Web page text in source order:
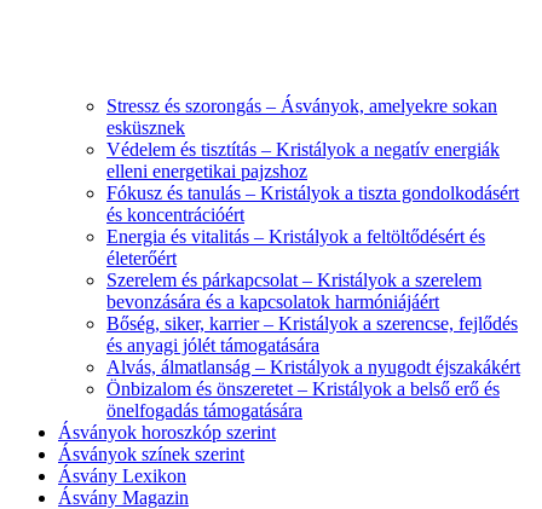
Stressz és szorongás – Ásványok, amelyekre sokan
esküsznek
Védelem és tisztítás – Kristályok a negatív energiák
elleni energetikai pajzshoz
Fókusz és tanulás – Kristályok a tiszta gondolkodásért
és koncentrációért
Energia és vitalitás – Kristályok a feltöltődésért és
életerőért
Szerelem és párkapcsolat – Kristályok a szerelem
bevonzására és a kapcsolatok harmóniájáért
Bőség, siker, karrier – Kristályok a szerencse, fejlődés
és anyagi jólét támogatására
Alvás, álmatlanság – Kristályok a nyugodt éjszakákért
Önbizalom és önszeretet – Kristályok a belső erő és
önelfogadás támogatására
Ásványok horoszkóp szerint
Ásványok színek szerint
Ásvány Lexikon
Ásvány Magazin